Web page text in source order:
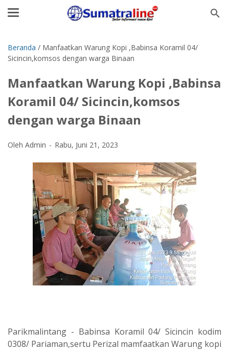
Beranda / Manfaatkan Warung Kopi ,Babinsa Koramil 04/
Sicincin,komsos dengan warga Binaan
Manfaatkan Warung Kopi ,Babinsa
Koramil 04/ Sicincin,komsos
dengan warga Binaan
Oleh Admin Rabu, Juni 21, 2023
Parikmalintang - Babinsa Koramil 04/ Sicincin kodim
0308/ Pariaman,sertu Perizal mamfaatkan Warung kopi